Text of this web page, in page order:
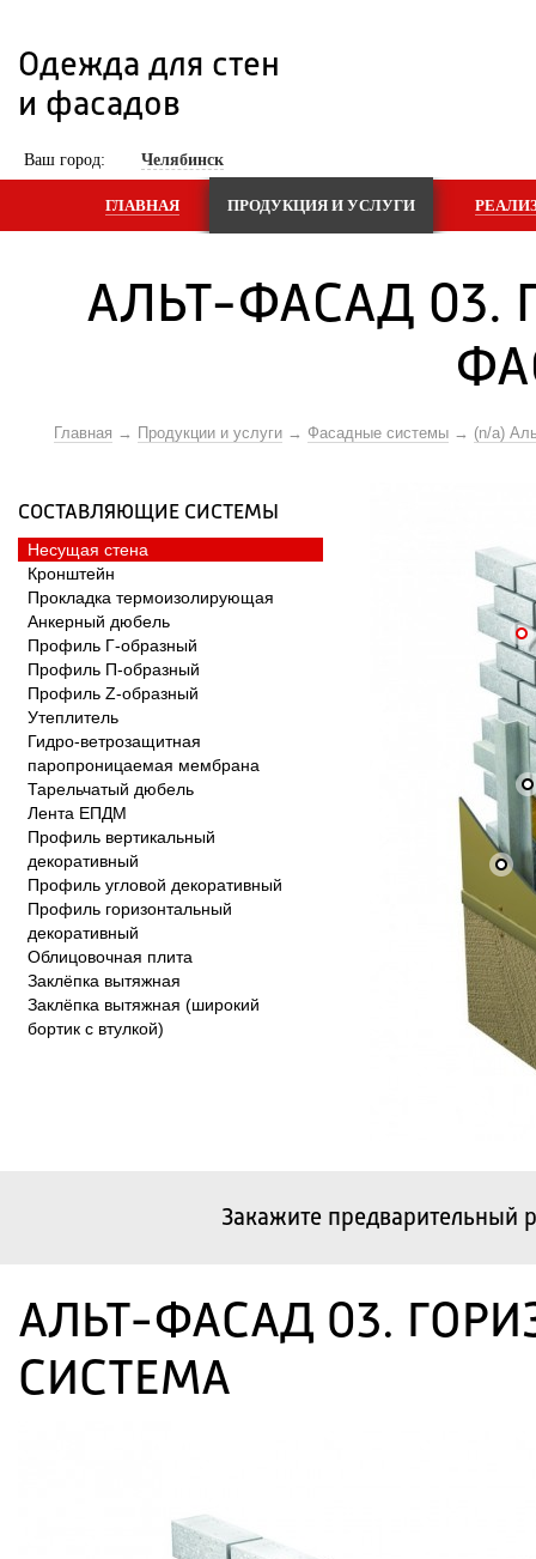
Одежда для стен
и фасадов
Ваш город: Челябинск
ГЛАВНАЯ ПРОДУКЦИЯ И УСЛУГИ
АЛЬТ-ФАСАД 03.
Главная Продукции и услуги Фасадные системы (n/a)
СОСТАВЛЯЮЩИЕ СИСТЕМЫ
Несущая стена
Кронштейн
Прокладка термоизолирующая
Анкерный дюбель
Профиль Г-образный
Профиль П-образный
Профиль Z-образный
Утеплитель
Гидро-ветрозащитная
паропроницаемая мембрана
Тарельчатый дюбель
Лента ЕПДМ
Профиль вертикальный
декоративный
Профиль угловой декоративный
Профиль горизонтальный
декоративный
Облицовочная плита
Заклёпка вытяжная
Заклёпка вытяжная (широкий
бортик с втулкой)
Закажите предварительный
АЛЬТ-ФАСАД 03.
СИСТЕМА